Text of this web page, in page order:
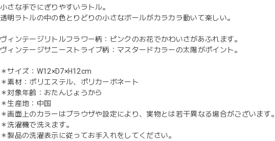
小さな手でにぎりやすいラトル。
透明ラトルの中の色とりどりの小さなボールがカラカラ動いて楽しい。
ヴィンテージリトルフラワー柄：ピンクのお花でかわいさがあふれます。
ヴィンテージサニーストライプ柄：マスタードカラーの太陽がポイント。
＊サイズ：W12×D7×H12cm
＊素材：ポリエステル、ポリカーボネート
＊対象年齢：おたんじょうから
＊生産地：中国
＊画面上のカラーはブラウザや設定により、実物とは若干異なる場合がございます。
＊洗濯機で洗えます。
＊製品の洗濯表示に従ってお手入れをしてください。